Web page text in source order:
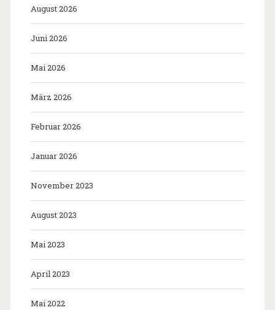
August 2026
Juni 2026
Mai 2026
März 2026
Februar 2026
Januar 2026
November 2023
August 2023
Mai 2023
April 2023
Mai 2022